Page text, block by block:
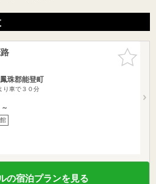
お気に入
りに追加
珠郡能登町
り車で３０分
の宿泊プランを見る